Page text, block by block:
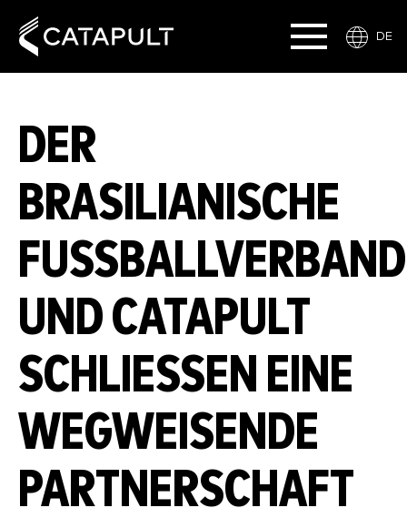
DE
DER
BRASILIANISCHE
FUSSBALLVERBAND U
ND CATAPULT S
CHLIESSEN EINE WE
GWEISENDE PA
RTNERSCHAFT ZU